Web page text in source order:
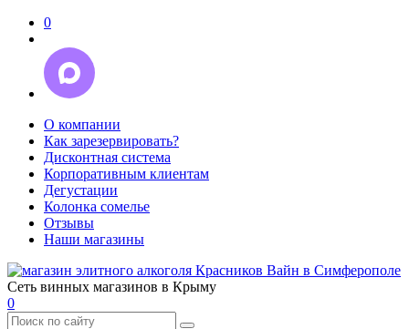
0
О компании
Как зарезервировать?
Дисконтная система
Корпоративным клиентам
Дегустации
Колонка сомелье
Отзывы
Наши магазины
Сеть винных магазинов в Крыму
0